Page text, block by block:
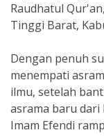
Raudhatul
Tinggi Barat,
Dengan penuh
menempati
ilmu, setelah
asrama baru dari
Imam Efendi